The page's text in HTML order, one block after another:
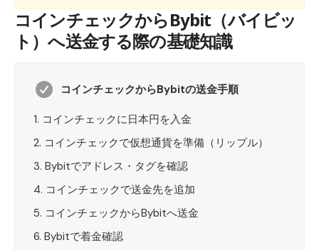
コインチェックからBybit（バイビッ
ト）へ送金する際の基礎知識
コインチェックからBybitの送金手順
コインチェックに日本円を入金
コインチェックで仮想通貨を準備（リップル）
Bybitでアドレス・タグを確認
コインチェックで送金先を追加
コインチェックからBybitへ送金
Bybitで着金確認